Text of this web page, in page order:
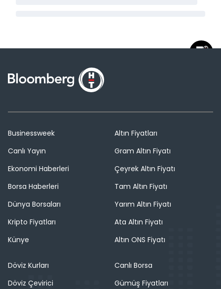
Businessweek
Canlı Yayın
Ekonomi Haberleri
Borsa Haberleri
Dünya Borsaları
Kripto Fiyatları
Künye
Altın Fiyatları
Gram Altın Fiyatı
Çeyrek Altın Fiyatı
Tam Altın Fiyatı
Yarım Altın Fiyatı
Ata Altın Fiyatı
Altın ONS Fiyatı
Döviz Kurları
Döviz Çevirici
Canlı Borsa
Gümüş Fiyatları